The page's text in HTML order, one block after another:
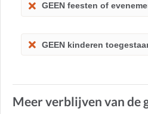
GEEN feesten of
GEEN kinderen
Meer verblijven van de